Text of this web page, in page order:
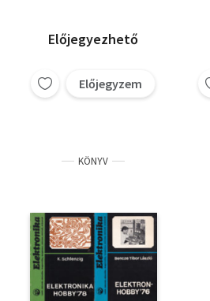
Előjegyezhető
Előjegyzem
KÖNYV